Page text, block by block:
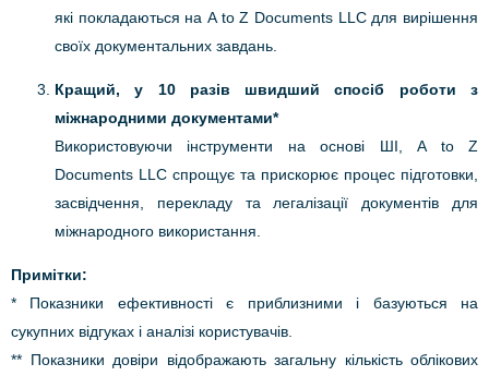
які покладаються на A to Z Documents LLC для вирішення
своїх документальних завдань.
Кращий, у 10 разів швидший спосіб роботи з
міжнародними документами*
Використовуючи інструменти на основі ШІ, A to Z
Documents LLC спрощує та прискорює процес підготовки,
засвідчення, перекладу та легалізації документів для
міжнародного використання.
Примітки:
* Показники ефективності є приблизними і базуються на
сукупних відгуках і аналізі користувачів.
** Показники довіри відображають загальну кількість облікових